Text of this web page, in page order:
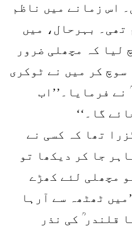
اس زمانے میں ناظم
تھی۔ بہرحال، میں
لیا کہ مچھلی ضرور
سوچ کر میں نے ٹوکری
فرمایا۔’’اب
گا۔‘‘
تھا کہ کسی نے
جا کر دیکھا تو
مچھلی لئے کھڑے
ٹھٹھہ سے آرہا
قلندر ؒ کی نذر